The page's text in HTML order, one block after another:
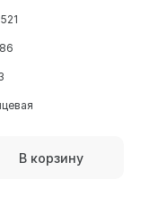
В корзину